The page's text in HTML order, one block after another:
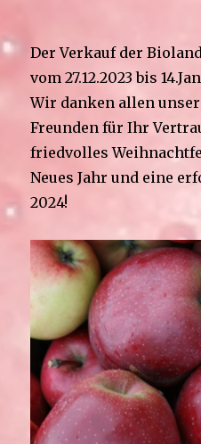
Der Verkauf der
vom 27.12.2023 bis
Wir danken allen
Freunden für Ihr
friedvolles
Neues Jahr und eine
2024!